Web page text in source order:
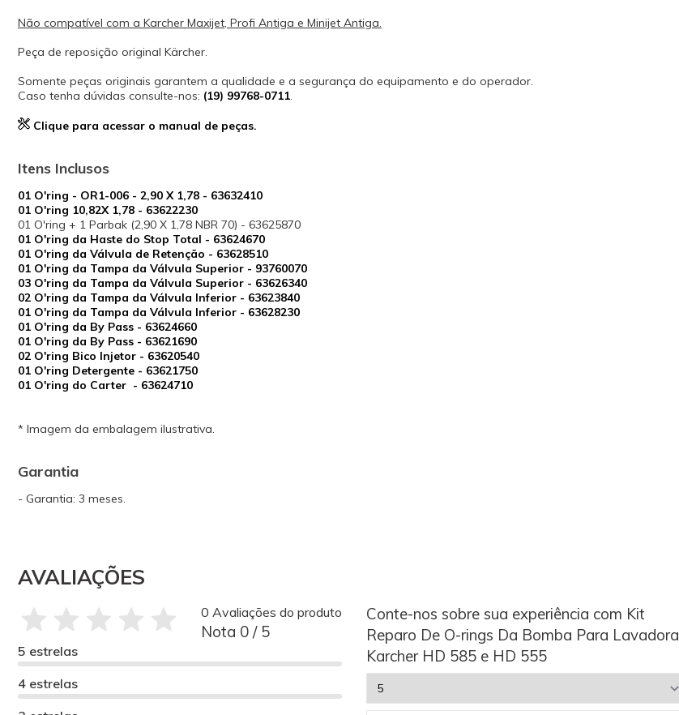
Não compatível com a Karcher Maxijet, Profi Antiga e Minijet Antiga.
Peça de reposição original Kärcher.
Somente peças originais garantem a qualidade e a segurança do equipamento e do operador.
Caso tenha dúvidas consulte-nos: (19) 99768-0711.
Clique para acessar o manual de peças.
Itens Inclusos
01 O'ring - OR1-006 - 2,90 X 1,78 - 63632410
01 O'ring 10,82X 1,78 - 63622230
01 O'ring + 1 Parbak (2,90 X 1,78 NBR 70) - 63625870
01 O'ring da Haste do Stop Total - 63624670
01 O'ring da Válvula de Retenção - 63628510
01 O'ring da Tampa da Válvula Superior - 93760070
03 O'ring da Tampa da Válvula Superior - 63626340
02 O'ring da Tampa da Válvula Inferior - 63623840
01 O'ring da Tampa da Válvula Inferior - 63628230
01 O'ring da By Pass - 63624660
01 O'ring da By Pass - 63621690
02 O'ring Bico Injetor - 63620540
01 O'ring Detergente - 63621750
01 O'ring do Carter - 63624710
* Imagem da embalagem ilustrativa.
Garantia
- Garantia: 3 meses.
AVALIAÇÕES
0 Avaliações do produto
Nota 0 / 5
5 estrelas
4 estrelas
Conte-nos sobre sua experiência com Kit
Reparo De O-rings Da Bomba Para Lavadora
Karcher HD 585 e HD 555